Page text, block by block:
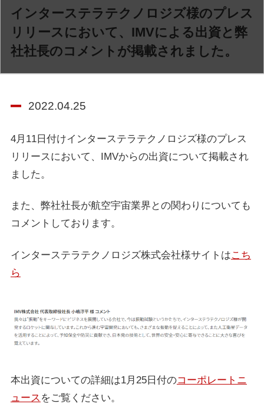
インターステラテクノロジズ様のプレス
リリースにおいて、IMVによる出資と弊
社社長のコメントが掲載されました。
2022.04.25
4月11日付けインターステラテクノロジズ様のプレス
リリースにおいて、IMVからの出資について掲載され
ました。
また、弊社社長が航空宇宙業界との関わりについても
コメントしております。
インターステラテクノロジズ株式会社様サイトはこち
ら
本出資についての詳細は1月25日付のコーポレートニ
ュース をご覧ください。